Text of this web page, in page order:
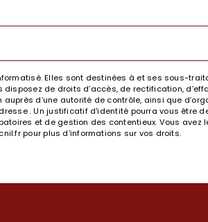
Elles sont destinées à et ses sous-
de droits d’accès, de rectification,
d’une autorité de contrôle, ainsi que
. Un justificatif d'identité pourra vous être
et de gestion des contentieux. Vous avez
pour plus d’informations sur vos droits.